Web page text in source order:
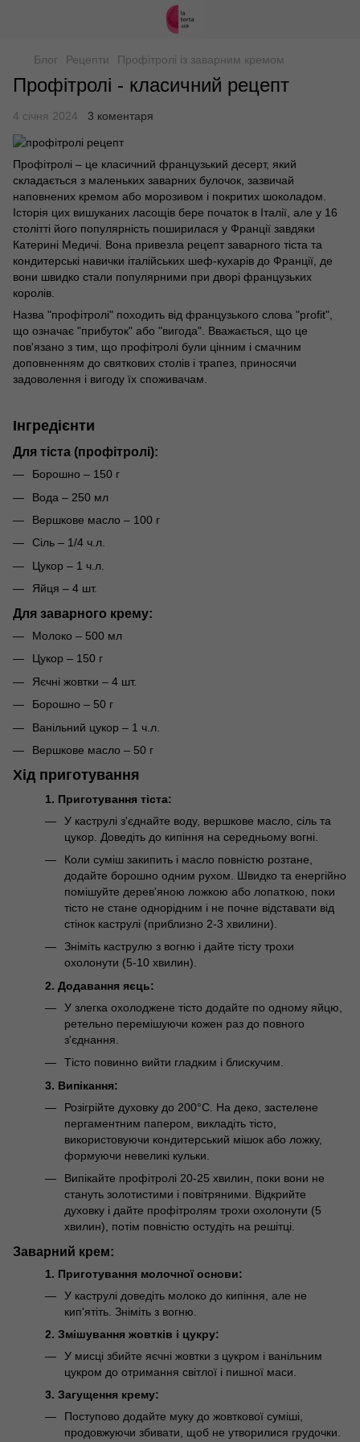
Блог Рецепти Профітролі із заварним кремом
Профітролі - класичний рецепт
4 січня 2024 3 коментаря
Профітролі – це класичний французький десерт, який
складається з маленьких заварних булочок, зазвичай
наповнених кремом або морозивом і покритих шоколадом.
Історія цих вишуканих ласощів бере початок в Італії, але у 16
столітті його популярність поширилася у Франції завдяки
Катерині Медичі. Вона привезла рецепт заварного тіста та
кондитерські навички італійських шеф-кухарів до Франції, де
вони швидко стали популярними при дворі французьких
королів.
Назва "профітролі" походить від французького слова "profit",
що означає "прибуток" або "вигода". Вважається, що це
пов'язано з тим, що профітролі були цінним і смачним
доповненням до святкових столів і трапез, приносячи
задоволення і вигоду їх споживачам.
Інгредієнти
Для тіста (профітролі):
Борошно – 150 г
Вода – 250 мл
Вершкове масло – 100 г
Сіль – 1/4 ч.л.
Цукор – 1 ч.л.
Яйця – 4 шт.
Для заварного крему:
Молоко – 500 мл
Цукор – 150 г
Яєчні жовтки – 4 шт.
Борошно – 50 г
Ванільний цукор – 1 ч.л.
Вершкове масло – 50 г
Хід приготування
1. Приготування тіста:
У каструлі з'єднайте воду, вершкове масло, сіль та
цукор. Доведіть до кипіння на середньому вогні.
Коли суміш закипить і масло повністю розтане,
додайте борошно одним рухом. Швидко та енергійно
помішуйте дерев'яною ложкою або лопаткою, поки
тісто не стане однорідним і не почне відставати від
стінок каструлі (приблизно 2-3 хвилини).
Зніміть каструлю з вогню і дайте тісту трохи
охолонути (5-10 хвилин).
2. Додавання яєць:
У злегка охолоджене тісто додайте по одному яйцю,
ретельно перемішуючи кожен раз до повного
з'єднання.
Тісто повинно вийти гладким і блискучим.
3. Випікання:
Розігрійте духовку до 200°C. На деко, застелене
пергаментним папером, викладіть тісто,
використовуючи кондитерський мішок або ложку,
формуючи невеликі кульки.
Випікайте профітролі 20-25 хвилин, поки вони не
стануть золотистими і повітряними. Відкрийте
духовку і дайте профітролям трохи охолонути (5
хвилин), потім повністю остудіть на решітці.
Заварний крем:
1. Приготування молочної основи:
У каструлі доведіть молоко до кипіння, але не
кип'ятіть. Зніміть з вогню.
2. Змішування жовтків і цукру:
У мисці збийте яєчні жовтки з цукром і ванільним
цукром до отримання світлої і пишної маси.
3. Загущення крему:
Поступово додайте муку до жовткової суміші,
продовжуючи збивати, щоб не утворилися грудочки.